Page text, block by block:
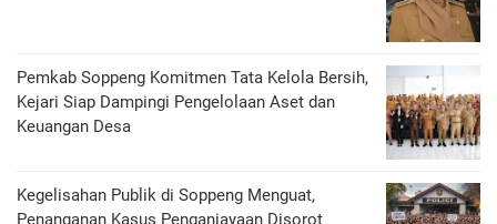
Pemkab Soppeng Komitmen Tata Kelola Bersih,
Kejari Siap Dampingi Pengelolaan Aset dan
Keuangan Desa
Kegelisahan Publik di Soppeng Menguat,
Penanganan Kasus Penganiayaan Disorot